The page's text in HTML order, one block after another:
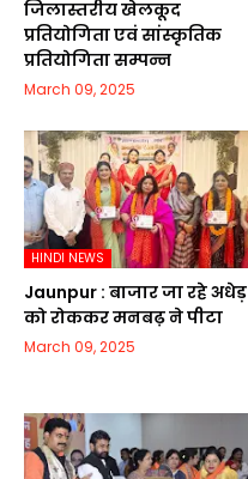
जिलास्तरीय खेलकूद
प्रतियोगिता एवं सांस्कृतिक
प्रतियोगिता सम्पन्न
March 09, 2025
HINDI NEWS
Jaunpur :​ बाजार जा रहे अधेड़
को रोककर मनबढ़ ने पीटा
March 09, 2025